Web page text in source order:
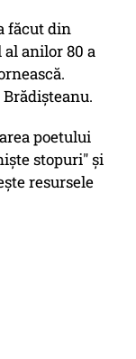
făcut din
anilor 80 a
poetului
stopuri" şi
resursele